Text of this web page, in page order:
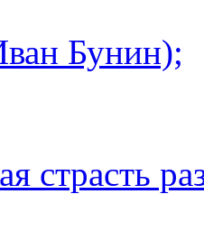
Бунин);
страсть